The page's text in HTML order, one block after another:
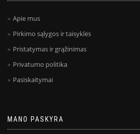
Apie mus
Pirkimo sąlygos ir taisyklės
Pristatymas ir grąžinimas
Privatumo politika
Pasiskaitymai
MANO PASKYRA